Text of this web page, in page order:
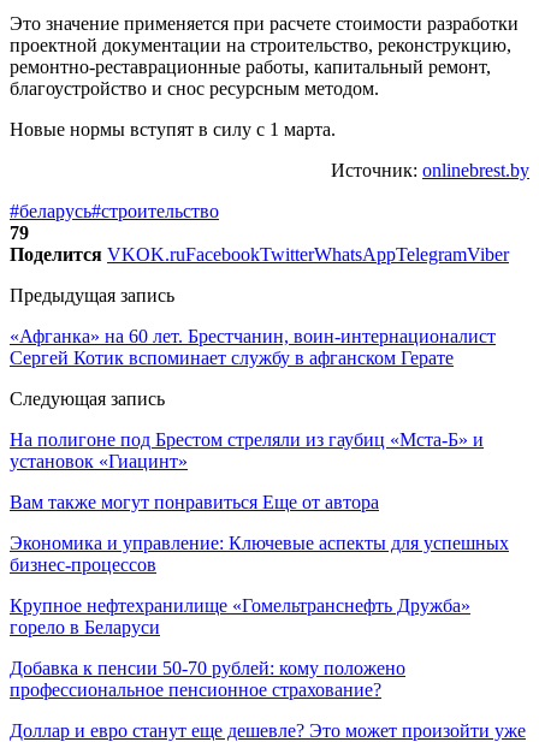
Это значение применяется при расчете стоимости разработки
проектной документации на строительство, реконструкцию,
ремонтно-реставрационные работы, капитальный ремонт,
благоустройство и снос ресурсным методом.
Новые нормы вступят в силу с 1 марта.
Источник: onlinebrest.by
#беларусь#строительство
79
Поделится VKOK.ruFacebookTwitterWhatsAppTelegramViber
Предыдущая запись
«Афганка» на 60 лет. Брестчанин, воин-интернационалист
Сергей Котик вспоминает службу в афганском Герате
Следующая запись
На полигоне под Брестом стреляли из гаубиц «Мста-Б» и
установок «Гиацинт»
Вам также могут понравиться Еще от автора
Экономика и управление: Ключевые аспекты для успешных
бизнес-процессов
Крупное нефтехранилище «Гомельтранснефть Дружба»
горело в Беларуси
Добавка к пенсии 50-70 рублей: кому положено
профессиональное пенсионное страхование?
Доллар и евро станут еще дешевле? Это может произойти уже